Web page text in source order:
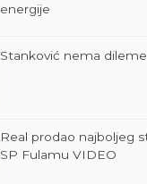
energije
Stanković nema dileme
Real prodao najboljeg strelca klupskog
SP Fulamu VIDEO